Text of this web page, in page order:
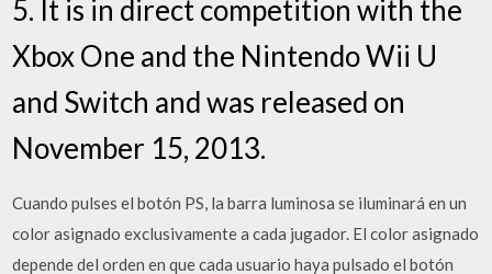
5. It is in direct competition with the
Xbox One and the Nintendo Wii U
and Switch and was released on
November 15, 2013.
Cuando pulses el botón PS, la barra luminosa se iluminará en un
color asignado exclusivamente a cada jugador. El color asignado
depende del orden en que cada usuario haya pulsado el botón